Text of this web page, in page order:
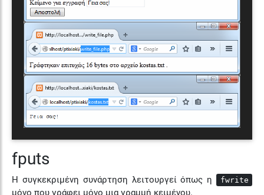
fputs
Η συγκεκριμένη συνάρτηση λειτουργεί όπως η fwrite
μόνο που γράφει μόνο μια γραμμή κειμένου.